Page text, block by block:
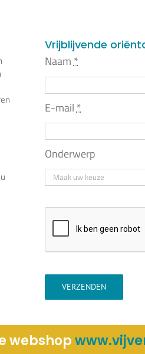
Vrijblijvende
Naam*
E-mail*
Onderwerp
VERZENDEN
webshop